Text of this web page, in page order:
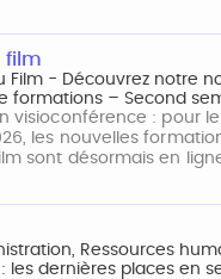
film
Film - Découvrez notre
formations – Second
visioconférence : pour
les nouvelles
sont désormais en
Ressources
les dernières places en